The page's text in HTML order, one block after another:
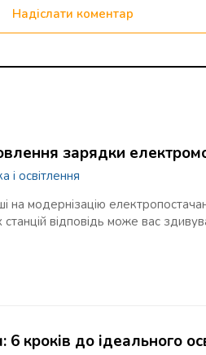
Надіслати коментар
зарядки
і освітлення
на модернізацію
відповідь може вас
6 кроків до ідеального